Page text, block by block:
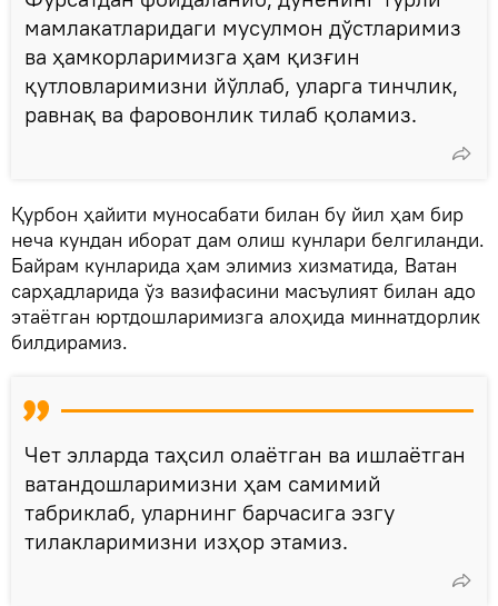
мамлакатларидаги мусулмон дўстларимиз
ва ҳамкорларимизга ҳам қизғин
қутловларимизни йўллаб, уларга тинчлик,
равнақ ва фаровонлик тилаб қоламиз.
Қурбон ҳайити муносабати билан бу йил ҳам бир
неча кундан иборат дам олиш кунлари белгиланди.
Байрам кунларида ҳам элимиз хизматида, Ватан
сарҳадларида ўз вазифасини масъулият билан адо
этаётган юртдошларимизга алоҳида миннатдорлик
билдирамиз.
Чет элларда таҳсил олаётган ва ишлаётган
ватандошларимизни ҳам самимий
табриклаб, уларнинг барчасига эзгу
тилакларимизни изҳор этамиз.